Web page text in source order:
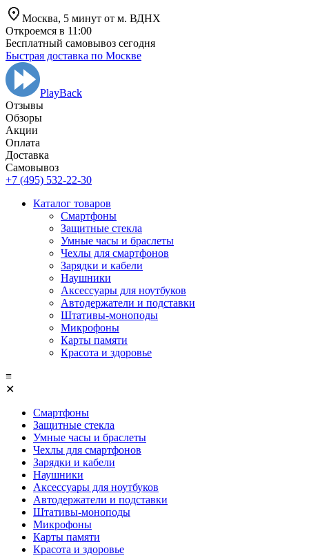
Москва, 5 минут от м. ВДНХ
Откроемся в 11:00
Бесплатный самовывоз сегодня
Быстрая доставка по Москве
PlayBack
Отзывы
Обзоры
Aкции
Оплата
Доставка
Самовывоз
+7 (495) 532-22-30
Каталог товаров
Смартфоны
Защитные стекла
Умные часы и браслеты
Чехлы для смартфонов
Зарядки и кабели
Наушники
Аксессуары для ноутбуков
Автодержатели и подставки
Штативы-моноподы
Микрофоны
Карты памяти
Красота и здоровье
≡
✕
Смартфоны
Защитные стекла
Умные часы и браслеты
Чехлы для смартфонов
Зарядки и кабели
Наушники
Аксессуары для ноутбуков
Автодержатели и подставки
Штативы-моноподы
Микрофоны
Карты памяти
Красота и здоровье